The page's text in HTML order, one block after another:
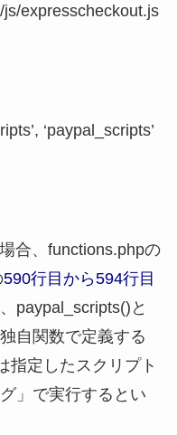
js/expresscheckout.js
‘paypal_scripts’
合、functions.phpの
590行目から594行目
paypal_scripts()と
自関数で定義する
指定したスクリプト
」で実行するとい